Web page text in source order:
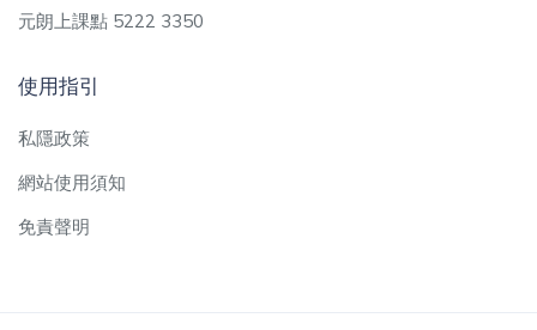
元朗上課點 5222 3350
使用指引
私隱政策
網站使用須知
免責聲明